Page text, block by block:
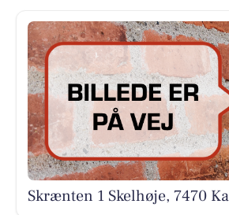
Skrænten 1 Skelhøje, 7470